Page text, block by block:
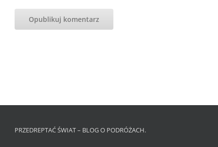
PRZEDREPTAĆ ŚWIAT – BLOG O PODRÓŻACH.